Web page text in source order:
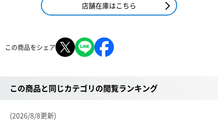
店舗在庫はこちら
この商品をシェア
この商品と同じカテゴリの閲覧ランキング
(2026/8/8更新)